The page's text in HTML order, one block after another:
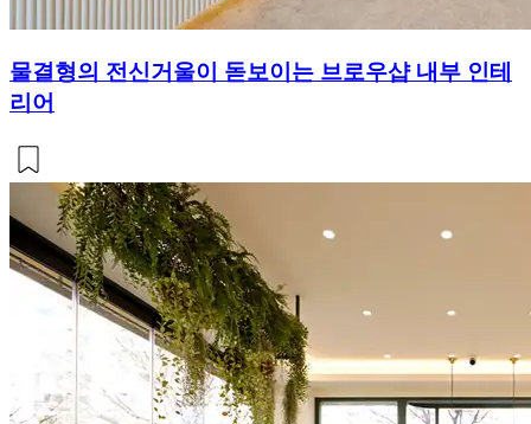
물결형의 전신거울이 돋보이는 브로우샵 내부 인테
리어